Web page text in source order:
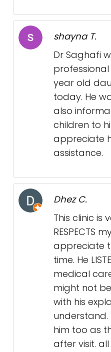
shayna T.
Dr Saghafi
year old
today. He
also
children to
appreciate
assistance.
Dhez C.
This clinic is
RESPECTS
appreciate
time. He
medical
might not
with his
understand.
him too as
after visit.